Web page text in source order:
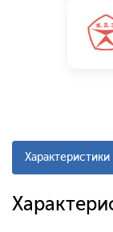
Характеристики